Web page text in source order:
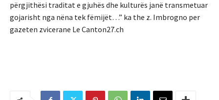
përgjithësi traditat e gjuhës dhe kulturës janë transmetuar
gojarisht nga nëna tek fëmijët…” ka the z. Imbrogno per
gazeten zvicerane Le Canton27.ch